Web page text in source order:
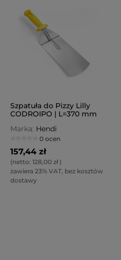
Szpatuła do Pizzy Lilly
CODROIPO | L=370 mm
Marka: Hendi
0 ocen
157,44 zł
(netto: 128,00 zł)
zawiera 23% VAT, bez kosztów
dostawy